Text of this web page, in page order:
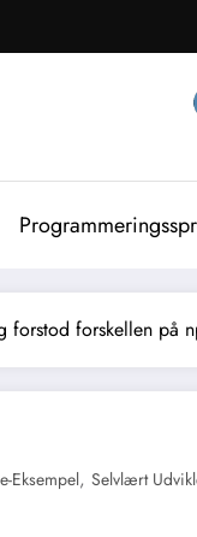
forstod forskellen på
Eksempel, Selvlært